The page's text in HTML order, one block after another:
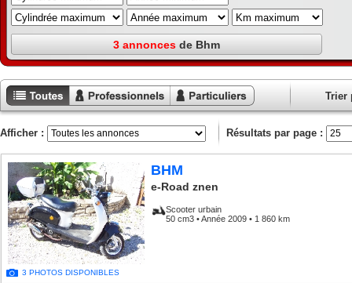
3 annonces de Bhm
Toutes les
annonces
Annonces
professionnels
Annonces
particuliers
Trier
Afficher : Résultats par page :
3 PHOTOS DISPONIBLES
BHM
e-Road znen
Scooter urbain
50 cm3 • Année 2009 • 1 860 km